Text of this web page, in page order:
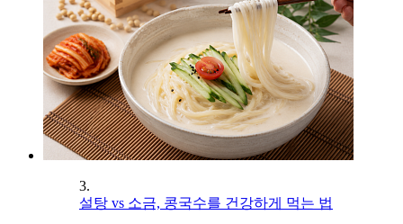
3.
설탕 vs 소금, 콩국수를 건강하게 먹는 법